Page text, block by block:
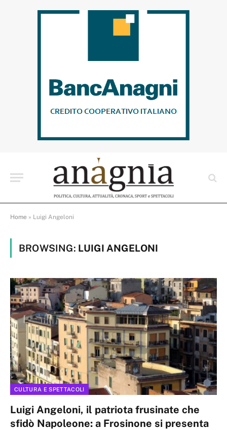
Home » Luigi Angeloni
BROWSING: LUIGI ANGELONI
CULTURA E SPETTACOLI
Luigi Angeloni, il patriota frusinate che
sfidò Napoleone: a Frosinone si presenta